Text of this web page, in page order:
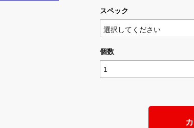
スペック
個数